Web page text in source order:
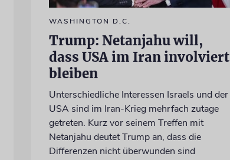
WASHINGTON D.C.
Trump: Netanjahu will,
dass USA im Iran involviert
bleiben
Unterschiedliche Interessen Israels und der
USA sind im Iran-Krieg mehrfach zutage
getreten. Kurz vor seinem Treffen mit
Netanjahu deutet Trump an, dass die
Differenzen nicht überwunden sind